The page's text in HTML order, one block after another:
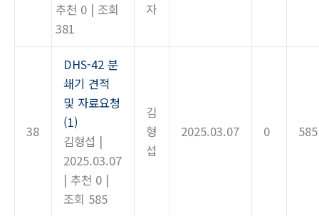
추천 0 | 조회
381
자
38
DHS-42 분
쇄기 견적
및 자료요청
(1)
김형섭 |
2025.03.07
| 추천 0 |
조회 585
김
형
섭
2025.03.07 0 585